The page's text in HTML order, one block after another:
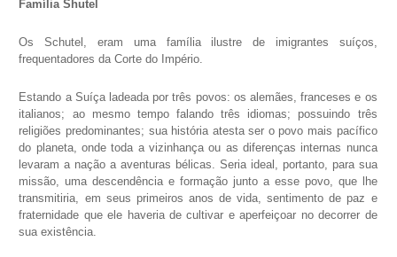
Família Shutel
Os Schutel, eram uma família ilustre de imigrantes suíços,
frequentadores da Corte do Império.
Estando a Suíça ladeada por três povos: os alemães, franceses e os
italianos; ao mesmo tempo falando três idiomas; possuindo três
religiões predominantes; sua história atesta ser o povo mais pacífico
do planeta, onde toda a vizinhança ou as diferenças internas nunca
levaram a nação a aventuras bélicas. Seria ideal, portanto, para sua
missão, uma descendência e formação junto a esse povo, que lhe
transmitiria, em seus primeiros anos de vida, sentimento de paz e
fraternidade que ele haveria de cultivar e aperfeiçoar no decorrer de
sua existência.